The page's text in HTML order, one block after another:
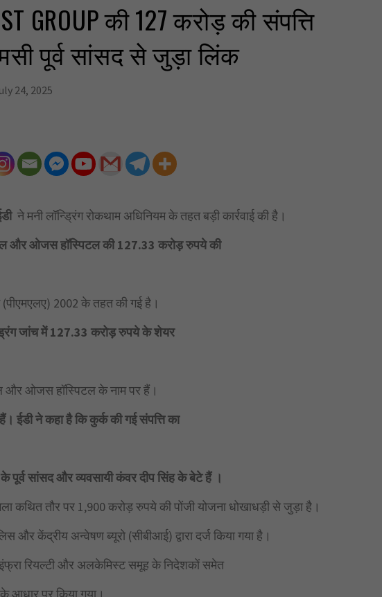
GROUP की 127 करोड़ की संपत्ति
पूर्व सांसद से जुड़ा लिंक
24, 2025
ने मनी लॉन्ड्रिंग रोकथाम अधिनियम के तहत बड़ी कार्रवाई की है।
और ओजस हॉस्पिटल की 127.33 करोड़ रुपये की
(पीएमएलए) 2002 के तहत की गई है।
जांच में 127.33 करोड़ रुपये के शेयर
और ओजस हॉस्पिटल के नाम पर हैं।
ईडी ने कहा है कि कुर्क की गई संपत्ति का
पूर्व सांसद और व्यवसायी कंवर दीप सिंह के बेटे हैं ।
कथित तौर पर 1,900 करोड़ रुपये की पोंजी योजना धोखाधड़ी से जुड़ा है।
और केंद्रीय अन्वेषण ब्यूरो (सीबीआई) द्वारा दर्ज किया गया है।
रियल्टी और अलकेमिस्ट समूह के निदेशकों समेत